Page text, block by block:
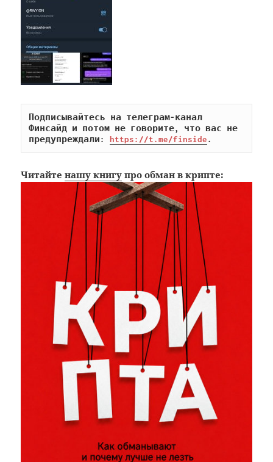
Подписывайтесь на телеграм-канал
Финсайд и потом не говорите, что вас не
предупреждали: https://t.me/finside.
Читайтенашу книгу про обман в крипте: